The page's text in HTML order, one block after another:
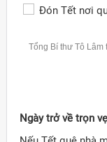
Tổng Bí thư Tô Lâm
Ngày trở về trọn